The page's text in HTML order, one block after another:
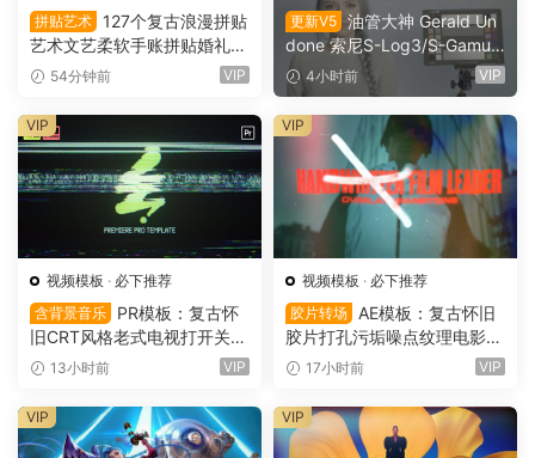
拼贴艺术
127个复古浪漫拼贴
艺术文艺柔软手账拼贴婚礼纸
张边框信封蕾丝蝴蝶结小物件
oft Files: Minimal Archive Co
llage（16152）
54分钟前 VIP
更新V5 油管大神 Gerald Un
done 索尼S-Log3/S-Gamut
3.Cine素材色彩还原、监看L
UT调色预设 Gerald Undone
– S-Log3 LUT Pack（1260
2）
4小时前 VIP
视频模板 · 必下推荐
含背景音乐
PR模板：复古怀
旧CRT风格老式电视打开关闭
LOGO动画展示（16151）
13小时前 VIP
VIP
视频模板 · 必下推荐
胶片转场
AE模板：复古怀旧
胶片打孔污垢噪点纹理电影帧
叠加电影短片剪辑转场过渡
17小时前 VIP
VIP
VIP VIP